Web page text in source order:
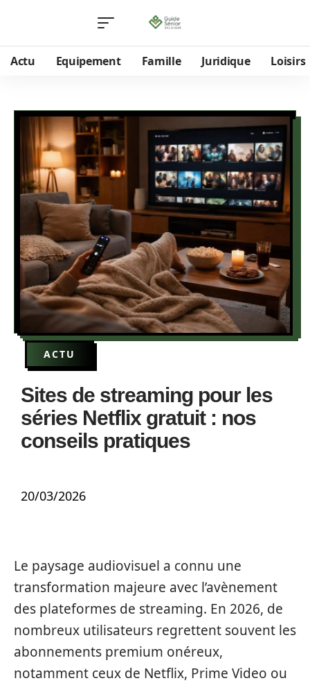
Actu Equipement Famille Juridique Loisirs
ACTU
Sites de streaming pour les
séries Netflix gratuit : nos
conseils pratiques
20/03/2026
Le paysage audiovisuel a connu une
transformation majeure avec l’avènement
des plateformes de streaming. En 2026, de
nombreux utilisateurs regrettent souvent les
abonnements premium onéreux,
notamment ceux de Netflix, Prime Video ou